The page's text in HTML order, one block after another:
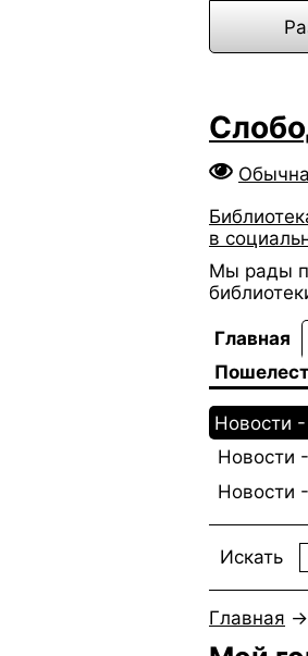
в
Мы рады
Главная
Новости
Новости
Новости
Искать
Главная →